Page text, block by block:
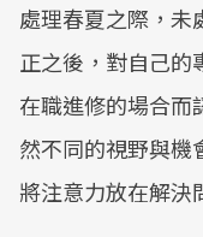
處理春夏之際，未
正之後，對自己的
在職進修的場合而
然不同的視野與機
將注意力放在解決